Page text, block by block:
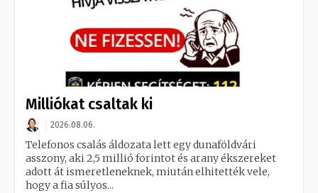
Milliókat csaltak ki
2026.08.06.
Telefonos csalás áldozata lett egy dunaföldvári
asszony, aki 2,5 millió forintot és arany ékszereket
adott át ismeretleneknek, miután elhitették vele,
hogy a fia súlyos...